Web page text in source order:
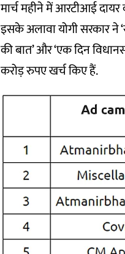
मार्च महीने में आरटीआई दायर
इसके अलावा योगी सरकार ने
की बात’ और ‘एक दिन
करोड़ रुपए खर्च किए हैं.